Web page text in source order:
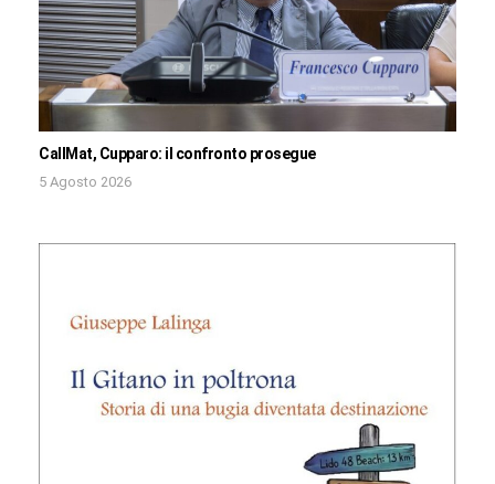
CallMat, Cupparo: il confronto prosegue
5 Agosto 2026